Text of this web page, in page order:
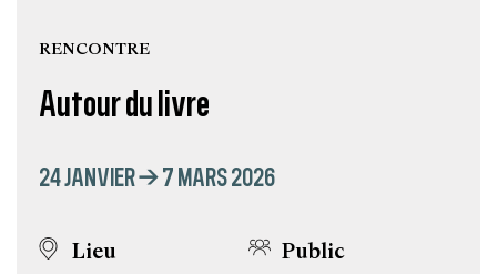
Autour du livre
RENCONTRE
24 JANVIER → 7 MARS 2026
Lieu Public